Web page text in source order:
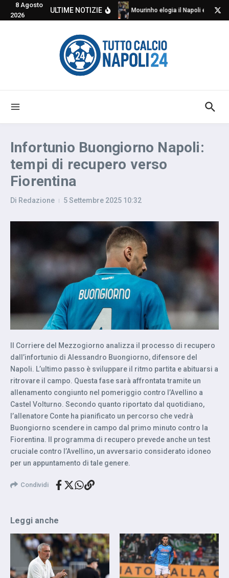
Salta al contenuto
8 Agosto
2026
ULTIME NOTIZIE Mourinho elogia il Napoli e critica
Infortunio Buongiorno Napoli:
tempi di recupero verso
Fiorentina
Di Redazione 5 Settembre 2025 10:32
Il Corriere del Mezzogiorno analizza il processo di recupero
dall’infortunio di Alessandro Buongiorno, difensore del
Napoli. L’ultimo passo è sviluppare il ritmo partita e abituarsi a
ritrovare il campo. Questa fase sarà affrontata tramite un
allenamento congiunto nel pomeriggio contro l’Avellino a
Castel Volturno. Secondo quanto riportato dal quotidiano,
l’allenatore Conte ha pianificato un percorso che vedrà
Buongiorno scendere in campo dal primo minuto contro la
Fiorentina. Il programma di recupero prevede anche un test
cruciale contro l’Avellino, un avversario considerato idoneo
per un appuntamento di tale genere.
Condividi
Leggi anche